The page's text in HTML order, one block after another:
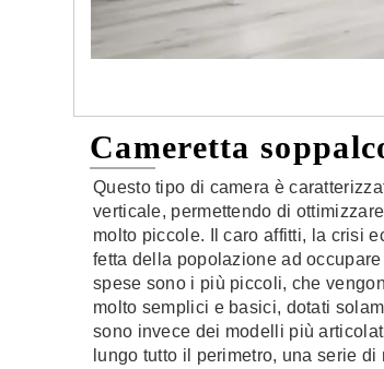
Cameretta
Questo tipo di camera è
verticale, permettendo di
molto piccole. Il caro affitti, la crisi
fetta della popolazione ad
spese sono i più piccoli, che
molto semplici e basici, dotati
sono invece dei modelli più
lungo tutto il perimetro, una serie